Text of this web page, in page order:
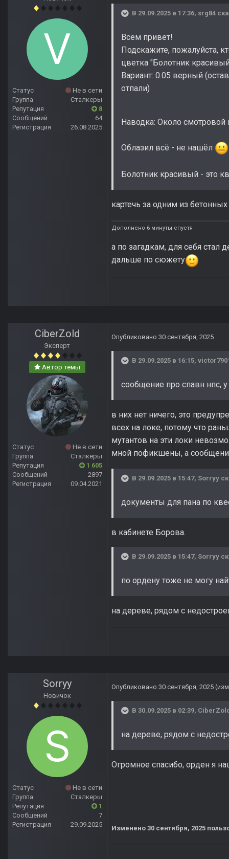
Статус
Не в сети
Группа
Сталкеры
Репутация
8
Сообщений
64
Регистрация
26.08.2025
В 29.09.2025 в 17:36, srg84
Всем привет!
Подскажите, пожалуйста,
цветка "Болотник
Вариант: 0.05 верный
отпали)
Наводка: Около
Облазил всё - не нашёл
Болотник красивый - это
картечь за одним из
Дополнено 6 минуты спустя
а по загадкам, для себя стал
дальше по сюжету
CiberZold
Эксперт
Автор темы
Статус
Не в сети
Группа
Сталкеры
Репутация
1 605
Сообщений
2897
Регистрация
09.04.2021
Опубликовано 30 сентября, 2025
В 29.09.2025 в 16:15,
сообщение про спавн нпс, у
в них нет ничего, это
всех на локе, потому что
мутантов на эти локи
мной пофикшены, а
В 29.09.2025 в 15:47, Sorryy
документы для пана по
в кабинете Борова.
В 29.09.2025 в 15:47, Sorryy
по ордену тоже не могу
на дереве, рядом с
Sorryy
Новичок
Статус
Не в сети
Группа
Сталкеры
Репутация
1
Сообщений
7
Регистрация
29.09.2025
Опубликовано 30 сентября, 2025
В 30.09.2025 в 02:39,
на дереве, рядом с
Огромное спасибо, орден я
Изменено 30 сентября, 2025